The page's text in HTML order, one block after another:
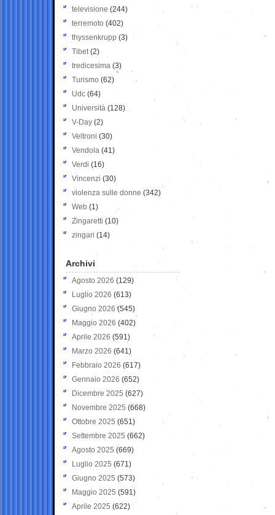
televisione(244)
terremoto (402)
thyssenkrupp (3)
Tibet(2)
tredicesima (3)
Turismo (62)
Udc (64)
Università (128)
V-Day (2)
Veltroni (30)
Vendola (41)
Verdi (16)
Vincenzi (30)
violenza sulle donne (342)
Web (1)
Zingaretti (10)
zingari (14)
Archivi
Agosto 2026 (129)
Luglio 2026 (613)
Giugno 2026 (545)
Maggio 2026 (402)
Aprile 2026 (591)
Marzo 2026 (641)
Febbraio 2026 (617)
Gennaio 2026 (652)
Dicembre 2025 (627)
Novembre 2025 (668)
Ottobre 2025 (651)
Settembre 2025 (662)
Agosto 2025 (669)
Luglio 2025 (671)
Giugno 2025 (573)
Maggio 2025 (591)
Aprile 2025 (622)